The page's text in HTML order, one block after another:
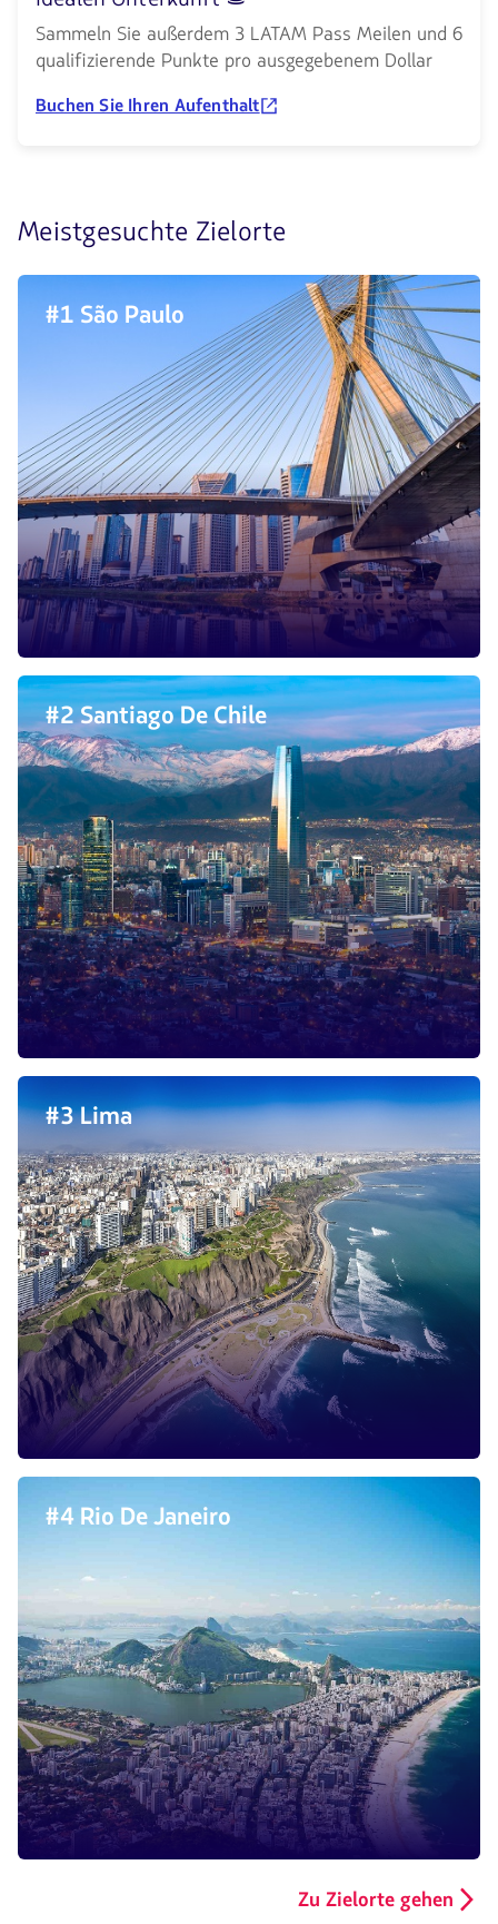
Sammeln Sie außerdem 3 LATAM Pass Meilen und 6
qualifizierende Punkte pro ausgegebenem Dollar
Buchen Sie Ihren Aufenthalt
Meistgesuchte Zielorte
4
am
meisten
gesuchten
Zielorte
#1 São Paulo
#2 Santiago De Chile
#3 Lima
#4 Rio De Janeiro
Zu Zielorte gehen